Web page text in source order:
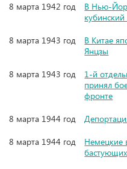
8 марта 1942 год
В Нью-
8 марта 1943 год
В Китае
Янцзы
8 марта 1943 год
1-й
принял
фронте
8 марта 1944 год
8 марта 1944 год
Немецкие